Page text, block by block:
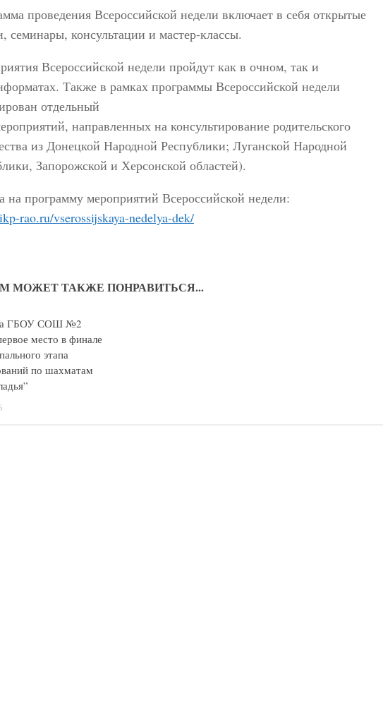
проведения Всероссийской недели включает в себя открытые
семинары, консультации и мастер-классы.
Всероссийской недели пройдут как в очном, так и
Также в рамках программы Всероссийской недели
отдельный
направленных на консультирование родительского
из Донецкой Народной Республики; Луганской Народной
Запорожской и Херсонской областей).
на программу мероприятий Всероссийской недели:
rao.ru/vserossijskaya-nedelya-dek/
МОЖЕТ ТАКЖЕ ПОНРАВИТЬСЯ...
ГБОУ СОШ №2
место в финале
этапа
по шахматам